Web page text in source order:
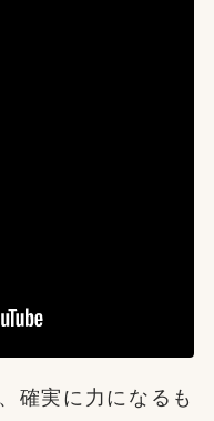
確実に力になるも